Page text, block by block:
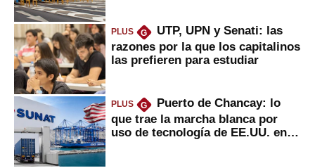
PLUS G
UTP, UPN y Senati: las
razones por la que los capitalinos
las prefieren para estudiar
PLUS G
Puerto de Chancay: lo
que trae la marcha blanca por
uso de tecnología de EE.UU. en